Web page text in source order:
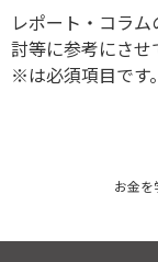
レポート・コラ
討等に参考にさせ
※は必須項目です。
お金を